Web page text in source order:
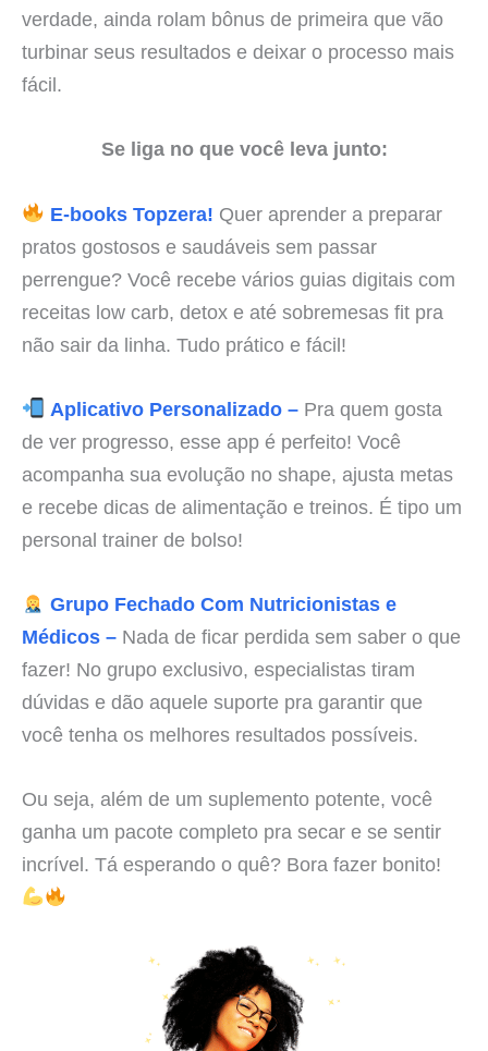
verdade, ainda rolam bônus de primeira que vão
turbinar seus resultados e deixar o processo mais
fácil.
Se liga no que você leva junto:
E-books Topzera! Quer aprender a preparar
pratos gostosos e saudáveis sem passar
perrengue? Você recebe vários guias digitais com
receitas low carb, detox e até sobremesas fit pra
não sair da linha. Tudo prático e fácil!
Aplicativo Personalizado –Pra quem gosta
de ver progresso, esse app é perfeito! Você
acompanha sua evolução no shape, ajusta metas
e recebe dicas de alimentação e treinos. É tipo um
personal trainer de bolso!
Grupo Fechado Com Nutricionistas e
Médicos – Nada de ficar perdida sem saber o que
fazer! No grupo exclusivo, especialistas tiram
dúvidas e dão aquele suporte pra garantir que
você tenha os melhores resultados possíveis.
Ou seja, além de um suplemento potente, você
ganha um pacote completo pra secar e se sentir
incrível. Tá esperando o quê? Bora fazer bonito!